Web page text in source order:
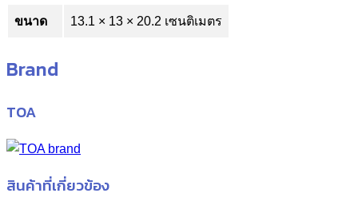
ขนาด 13.1 × 13 × 20.2 เซนติเมตร
Brand
TOA
สินค้าที่เกี่ยวข้อง